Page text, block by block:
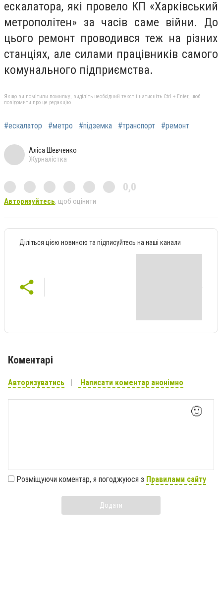
ескалатора, які провело КП «Харківський
метрополітен» за часів саме війни. До
цього ремонт проводився теж на різних
станціях, але силами працівників самого
комунального підприємства.
Якщо ви помітили помилку, виділіть необхідний текст і натисніть Ctrl + Enter, щоб
повідомити про це редакцію
#ескалатор #метро #підземка #транспорт #ремонт
Аліса Шевченко
Журналістка
0,0
Авторизуйтесь, щоб оцінити
Діліться цією новиною та підписуйтесь на наші канали
Коментарі
Авторизуватись Написати коментар анонімно
🙂
Розміщуючи коментар, я погоджуюся з Правилами сайту
Додати